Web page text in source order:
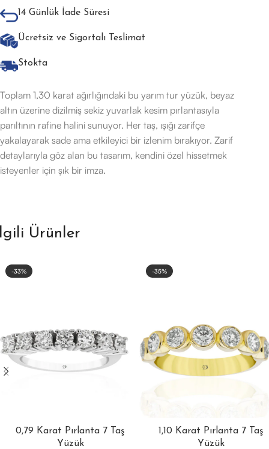
14 Günlük İade Süresi
Ücretsiz ve Sigortalı Teslimat
Stokta
Toplam 1,30 karat ağırlığındaki bu yarım tur yüzük, beyaz
altın üzerine dizilmiş sekiz yuvarlak kesim pırlantasıyla
parıltının rafine halini sunuyor. Her taş, ışığı zarifçe
yakalayarak sade ama etkileyici bir izlenim bırakıyor. Zarif
detaylarıyla göz alan bu tasarım, kendini özel hissetmek
isteyenler için şık bir imza.
Ürünler
-33%
0,79 Karat Pırlanta 7 Taş
Yüzük
-35%
1,10 Karat Pırlanta 7 Taş
Yüzük